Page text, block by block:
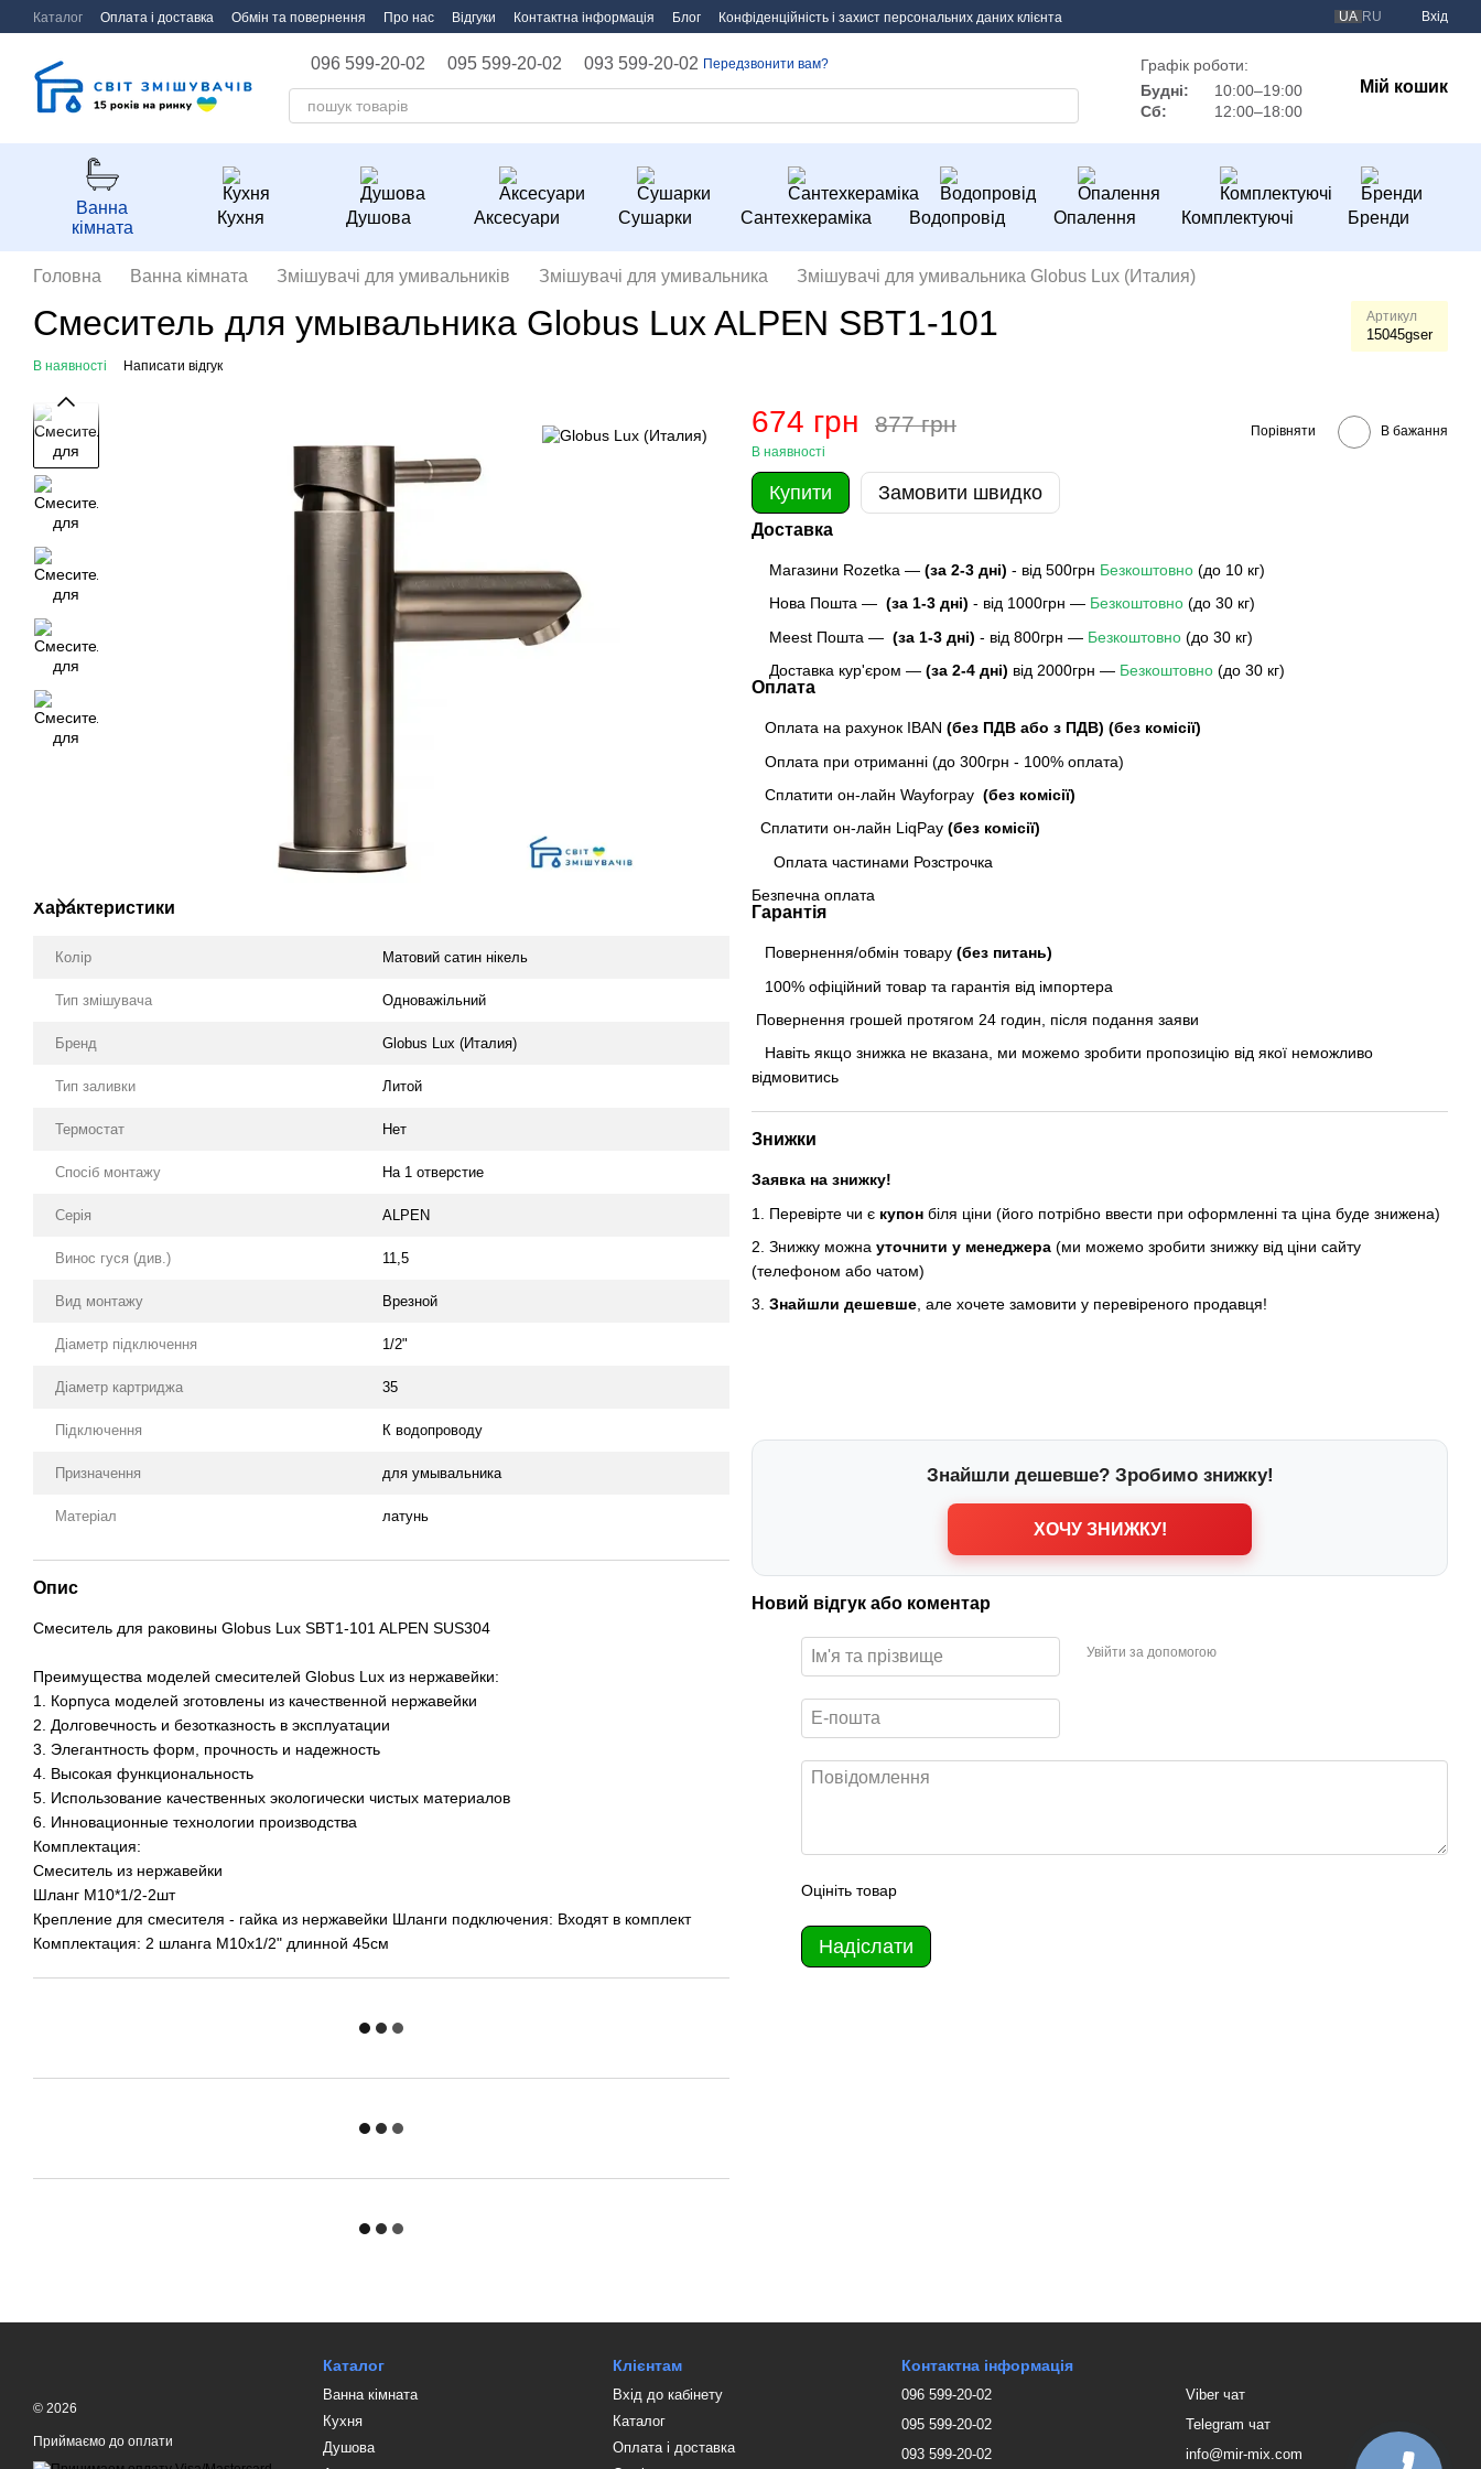
Перейти до основного контенту
Каталог Оплата і доставка Обмін та повернення Про нас Відгуки Контактна інформація Блог Конфіденційність і захист персональних даних клієнта UA RU Вхід
096 599-20-02 095 599-20-02 093 599-20-02 Передзвонити вам?
Графік роботи:
Будні:
10:00–19:00
Сб:
12:00–18:00
Мій кошик
Ванна
кімната
Кухня Душова Аксесуари Сушарки Сантехкераміка Водопровід Опалення Комплектуючі Бренди
Головна Ванна кімната Змішувачі для умивальників Змішувачі для умивальника Змішувачі для умивальника Globus Lux (Италия)
Смеситель для умывальника Globus Lux ALPEN SBT1-101 Артикул
15045gser
В наявності Написати відгук
Характеристики
Колір Матовий сатин нікель
Тип змішувача Одноважільний
Бренд Globus Lux (Италия)
Тип заливки Литой
Термостат Нет
Спосіб монтажу На 1 отверстие
Серія ALPEN
Винос гуся (див.) 11,5
Вид монтажу Врезной
Діаметр підключення 1/2"
Діаметр картриджа 35
Підключення К водопроводу
Призначення для умывальника
Матеріал латунь
Опис
Смеситель для раковины Globus Lux SBT1-101 ALPEN SUS304
Преимущества моделей смесителей Globus Lux из нержавейки:
1. Корпуса моделей зготовлены из качественной нержавейки
2. Долговечность и безотказность в эксплуатации
3. Элегантность форм, прочность и надежность
4. Высокая функциональность
5. Использование качественных экологически чистых материалов
6. Инновационные технологии производства
Комплектация:
Смеситель из нержавейки
Шланг М10*1/2-2шт
Крепление для смесителя - гайка из нержавейки Шланги подключения: Входят в комплект
Комплектация: 2 шланга М10x1/2" длинной 45см
674 грн 877 грн
В наявності
Порівняти В бажання
Купити Замовити швидко
Доставка
Магазини Rozetka — (за 2-3 дні) - від 500грн Безкоштовно (до 10 кг)
Нова Пошта — (за 1-3 дні) - від 1000грн — Безкоштовно (до 30 кг)
Meest Пошта — (за 1-3 дні) - від 800грн — Безкоштовно (до 30 кг)
Доставка кур'єром — (за 2-4 дні) від 2000грн — Безкоштовно (до 30 кг)
Оплата
Оплата на рахунок IBAN (без ПДВ або з ПДВ) (без комісії)
Оплата при отриманні (до 300грн - 100% оплата)
Сплатити он-лайн Wayforpay (без комісії)
Сплатити он-лайн LiqPay (без комісії)
Оплата частинами Розстрочка
Безпечна оплата
Гарантія
Повернення/обмін товару (без питань)
100% офіційний товар та гарантія від імпортера
Повернення грошей протягом 24 годин, після подання заяви
Навіть якщо знижка не вказана, ми можемо зробити пропозицію від якої неможливо
відмовитись
Знижки
Заявка на знижку!
1. Перевірте чи є купон біля ціни (його потрібно ввести при оформленні та ціна буде знижена)
2. Знижку можна уточнити у менеджера (ми можемо зробити знижку від ціни сайту
(телефоном або чатом)
3. Знайшли дешевше, але хочете замовити у перевіреного продавця!
Знайшли дешевше? Зробимо знижку!
ХОЧУ ЗНИЖКУ!
Новий відгук або коментар
Увійти за допомогою
Оцініть товар
Надіслати
© 2026
Приймаємо до оплати
Каталог
Ванна кімната
Кухня
Душова
Клієнтам
Вхід до кабінету
Каталог
Оплата і доставка
Контактна інформація
096 599-20-02
095 599-20-02
093 599-20-02
Viber чат
Telegram чат
info@mir-mix.com